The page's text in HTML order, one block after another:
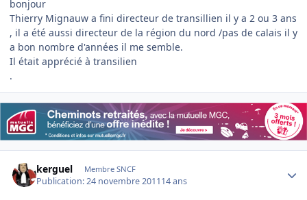
bonjour
Thierry Mignauw a fini directeur de transillien il y a 2 ou 3 ans
, il a été aussi directeur de la région du nord /pas de calais il y
a bon nombre d'années il me semble.
Il était apprécié à transilien
.
kerguel Membre SNCF
Publication:24 novembre 201114 ans